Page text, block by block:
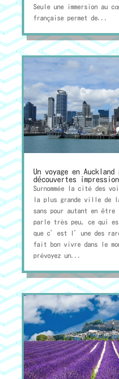
Seule une immersion au
française permet de...
Un voyage en Auckland
découvertes
Surnommée la cité des
la plus grande ville de
sans pour autant en
parle très peu, ce qui
que c’est l’une des
fait bon vivre dans le
prévoyez un...